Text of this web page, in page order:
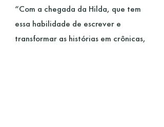
“Com a chegada da Hilda, que tem
essa habilidade de escrever e
transformar as histórias em crônicas,